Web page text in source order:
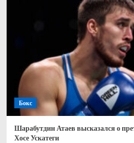
Бокс
Шарабутдин Атаев высказался о
Хосе Ускатеги